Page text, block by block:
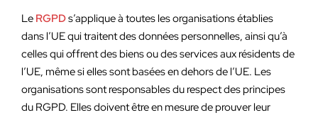
Le RGPDs’applique à toutes les organisations établies
dans l’UE qui traitent des données personnelles, ainsi qu’à
celles qui offrent des biens ou des services aux résidents de
l’UE, même si elles sont basées en dehors de l’UE. Les
organisations sont responsables du respect des principes
du RGPD. Elles doivent être en mesure de prouver leur